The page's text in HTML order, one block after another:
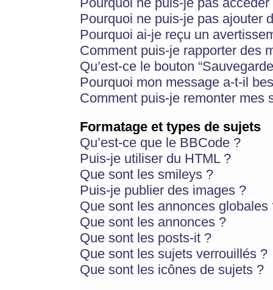
Pourquoi ne puis-je pas ajouter
Pourquoi ai-je reçu un
Comment puis-je rapporter des
Qu’est-ce le bouton
Pourquoi mon message a-t-il
Comment puis-je remonter mes
Formatage et types de sujets
Qu’est-ce que le BBCode ?
Puis-je utiliser du HTML ?
Que sont les smileys ?
Puis-je publier des images ?
Que sont les annonces globales
Que sont les annonces ?
Que sont les posts-it ?
Que sont les sujets verrouillés ?
Que sont les icônes de sujets ?